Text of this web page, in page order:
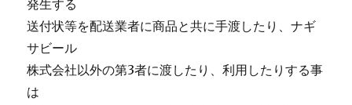
発生する
送付状等を配送業者に商品と共に手渡したり、ナギ
サビール
株式会社以外の第3者に渡したり、利用したりする事
は